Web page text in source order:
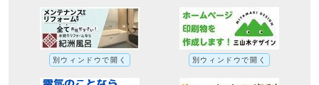
別ウィンドウで開く 別ウィンドウで開く